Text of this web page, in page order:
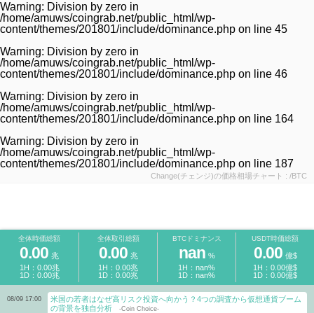
Warning: Division by zero in
/home/amuws/coingrab.net/public_html/wp-
content/themes/201801/include/dominance.php on line 45
Warning: Division by zero in
/home/amuws/coingrab.net/public_html/wp-
content/themes/201801/include/dominance.php on line 46
Warning: Division by zero in
/home/amuws/coingrab.net/public_html/wp-
content/themes/201801/include/dominance.php on line 164
Warning: Division by zero in
/home/amuws/coingrab.net/public_html/wp-
content/themes/201801/include/dominance.php on line 187
Change(チェンジ)の価格相場チャート : /BTC
全体時価総額 全体取引総額 BTCドミナンス USDT時価総額
0.00 兆
1H：0.00兆
1D：0.00兆
0.00 兆
1H：0.00兆
1D：0.00兆
nan %
1H：nan%
1D：nan%
0.00 億$
1H：0.00億$
1D：0.00億$
08/09 17:00
米国の若者はなぜ高リスク投資へ向かう？4つの調査から仮想通貨ブーム
の背景を独自分析
-Coin Choice-